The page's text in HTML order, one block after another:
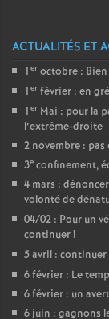
ACTUALITÉS ET
1 er octobre :
1 er février : en
1 er Mai : pour la
l’extrême-droite
2 novembre :
3e confinement,
4 mars :
volonté de
04/02 : Pour un
continuer!
5 avril :
6 février : Le
6 février : un
6 juin : gagnons